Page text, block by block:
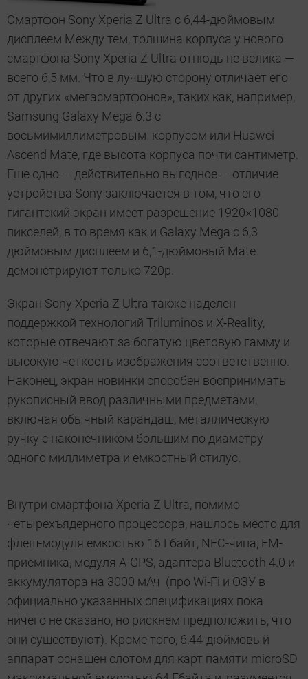
Смартфон Sony Xperia Z Ultra с 6,44-дюймовым
дисплеем Между тем, толщина корпуса у нового
смартфона Sony Xperia Z Ultra отнюдь не велика —
всего 6,5 мм. Что в лучшую сторону отличает его
от других «мегасмартфонов», таких как, например,
Samsung Galaxy Mega 6.3 с
восьмимиллиметровым корпусом или Huawei
Ascend Mate, где высота корпуса почти сантиметр.
Еще одно — действительно выгодное — отличие
устройства Sony заключается в том, что его
гигантский экран имеет разрешение 1920×1080
пикселей, в то время как и Galaxy Mega с 6,3
дюймовым дисплеем и 6,1-дюймовый Mate
демонстрируют только 720p.
Экран Sony Xperia Z Ultra также наделен
поддержкой технологий Triluminos и X-Reality,
которые отвечают за богатую цветовую гамму и
высокую четкость изображения соответственно.
Наконец, экран новинки способен воспринимать
рукописный ввод различными предметами,
включая обычный карандаш, металлическую
ручку с наконечником большим по диаметру
одного миллиметра и емкостный стилус.
Внутри смартфона Xperia Z Ultra, помимо
четырехъядерного процессора, нашлось место для
флеш-модуля емкостью 16 Гбайт, NFC-чипа, FM-
приемника, модуля A-GPS, адаптера Bluetooth 4.0 и
аккумулятора на 3000 мАч (про Wi-Fi и ОЗУ в
официально указанных спецификациях пока
ничего не сказано, но рискнем предположить, что
они существуют). Кроме того, 6,44-дюймовый
аппарат оснащен слотом для карт памяти microSD